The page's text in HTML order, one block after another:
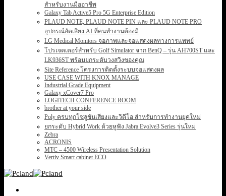
สำหรับงานมืออาชีพ
Galaxy Tab Active5 Pro 5G Enterprise Edition
PLAUD NOTE, PLAUD NOTE PIN และ PLAUD NOTE PRO
อุปกรณ์อัดเสียง AI ที่คนทำงานต้องมี
LG Medical Monitors จอภาพและจอแสดงผลทางการแพทย์
โปรเจคเตอร์สำหรับ Golf Simulator จาก BenQ – รุ่น AH700ST และ
LK936ST พร้อมยกระดับวงสวิงของคุณ
Site Reference โครงการติดตั้งระบบจอแสดงผล
USE CASE WITH KNOX MANAGE
Industrial Grade Equipment
Galaxy xCover7 Pro
LOGITECH CONFERENCE ROOM
brother at your side
Poly ครบทุกโซลูชันเสียงและวิดีโอ สำหรับการทำงานยุคใหม่
ยกระดับ Hybrid Work ด้วยหูฟัง Jabra Evolve3 Series รุ่นใหม่
Zebra
ACRONIS
MTC – 4500 Wireless Presentation Solution
Vertiv Smart cabinet ECO